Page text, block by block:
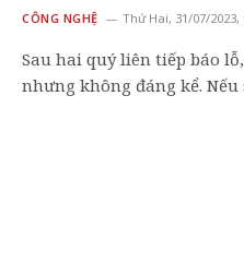
CÔNG NGHỆ Thứ Hai, 31/07/2023,
Sau hai quý liên tiếp báo
nhưng không đáng kể.